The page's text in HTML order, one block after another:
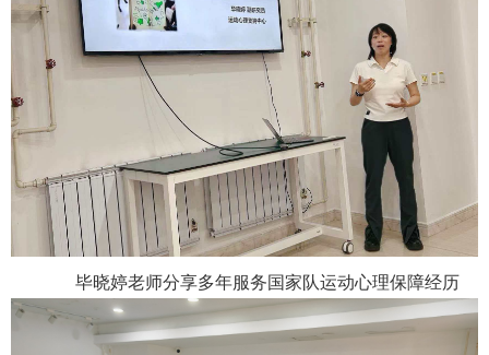
毕晓婷老师分享多年服务国家队运动心理保障经历